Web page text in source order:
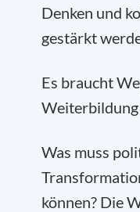
Denken und
gestärkt
Es braucht
Was muss
können? Die